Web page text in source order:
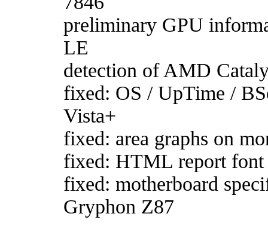
preliminary GPU
LE
detection of AMD
fixed: OS / UpTime /
Vista+
fixed: area graphs on
fixed: HTML report font
fixed: motherboard
Gryphon Z87